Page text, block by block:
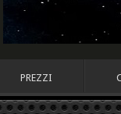
PREZZI